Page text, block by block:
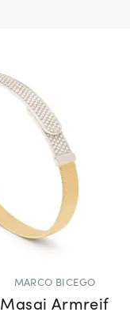
MARCO BICEGO
Masai Armreif